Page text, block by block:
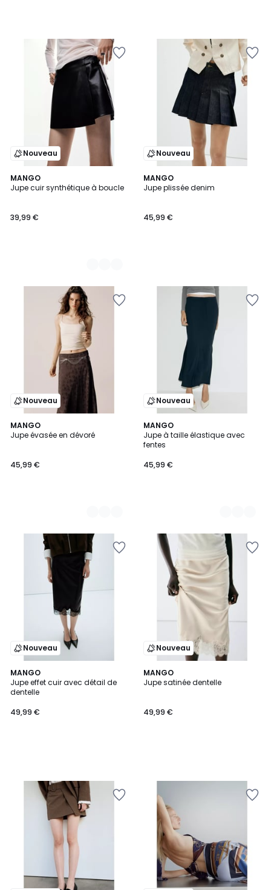
Nouveau
MANGO
Jupe cuir synthétique à boucle
39,99 €
2
Couleurs
Nouveau
MANGO
Jupe plissée denim
45,99 €
Nouveau
MANGO
Jupe évasée en dévoré
45,99 €
2
Couleurs
Nouveau
MANGO
Jupe à taille élastique avec
fentes
45,99 €
2
Couleurs
Nouveau
MANGO
Jupe effet cuir avec détail de
dentelle
49,99 €
Nouveau
MANGO
Jupe satinée dentelle
49,99 €